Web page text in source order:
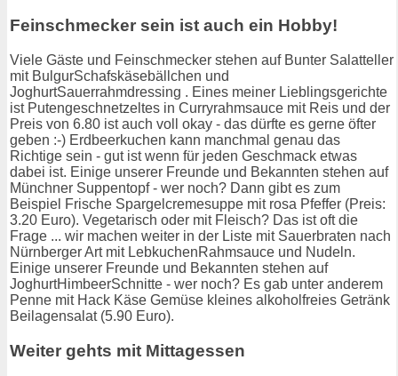
Feinschmecker sein ist auch ein Hobby!
Viele Gäste und Feinschmecker stehen auf Bunter Salatteller
mit BulgurSchafskäsebällchen und
JoghurtSauerrahmdressing . Eines meiner Lieblingsgerichte
ist Putengeschnetzeltes in Curryrahmsauce mit Reis und der
Preis von 6.80 ist auch voll okay - das dürfte es gerne öfter
geben :-) Erdbeerkuchen kann manchmal genau das
Richtige sein - gut ist wenn für jeden Geschmack etwas
dabei ist. Einige unserer Freunde und Bekannten stehen auf
Münchner Suppentopf - wer noch? Dann gibt es zum
Beispiel Frische Spargelcremesuppe mit rosa Pfeffer (Preis:
3.20 Euro). Vegetarisch oder mit Fleisch? Das ist oft die
Frage ... wir machen weiter in der Liste mit Sauerbraten nach
Nürnberger Art mit LebkuchenRahmsauce und Nudeln.
Einige unserer Freunde und Bekannten stehen auf
JoghurtHimbeerSchnitte - wer noch? Es gab unter anderem
Penne mit Hack Käse Gemüse kleines alkoholfreies Getränk
Beilagensalat (5.90 Euro).
Weiter gehts mit Mittagessen